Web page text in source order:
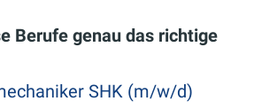
Berufe genau das richtige
SHK (m/w/d)